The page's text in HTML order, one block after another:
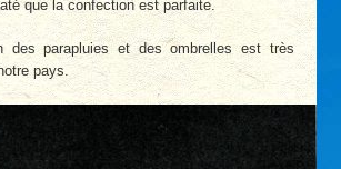
que la confection est parfaite.
des parapluies et des ombrelles est très
pays.